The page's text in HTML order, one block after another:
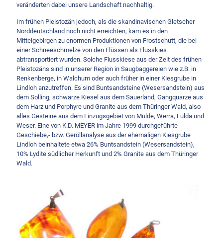
veränderten dabei unsere Landschaft nachhaltig.
Im frühen Pleistozän jedoch, als die skandinavischen Gletscher
Norddeutschland noch nicht erreichten, kam es in den
Mittelgebirgen zu enormen Produktionen von Frostschutt, die bei
einer Schneeschmelze von den Flüssen als Flusskies
abtransportiert wurden. Solche Flusskiese aus der Zeit des frühen
Pleistozäns sind in unserer Region in Saugbaggereien wie z.B. in
Renkenberge, in Walchum oder auch früher in einer Kiesgrube in
Lindloh anzutreffen. Es sind Buntsandsteine (Wesersandstein) aus
dem Solling, schwarze Kiesel aus dem Sauerland, Gangquarze aus
dem Harz und Porphyre und Granite aus dem Thüringer Wald, also
alles Gesteine aus dem Einzugsgebiet von Mulde, Werra, Fulda und
Weser. Eine von K.D. MEYER im Jahre 1999 durchgeführte
Geschiebe,- bzw. Geröllanalyse aus der ehemaligen Kiesgrube
Lindloh beinhaltete etwa 26% Buntsandstein (Wesersandstein),
10% Lydite südlicher Herkunft und 2% Granite aus dem Thüringer
Wald.